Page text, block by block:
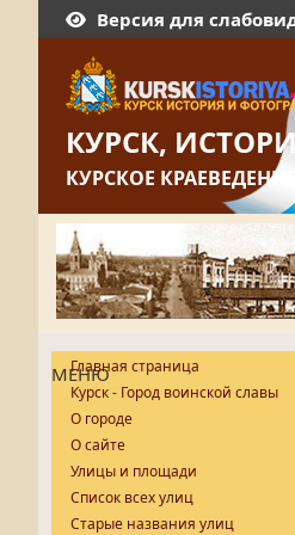
Версия для
КУРСК,
КУРСКОЕ КРАЕВЕДЕНИЕ
МЕНЮ
Главная страница
Курск - Город воинской славы
О городе
О сайте
Улицы и площади
Список всех улиц
Старые названия улиц